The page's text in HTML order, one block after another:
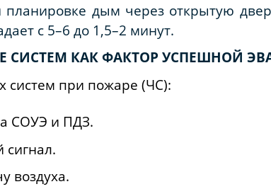
дым через открытую
с 5–6 до 1,5–2 минут.
СИСТЕМ КАК ФАКТОР УСПЕШНОЙ
систем при пожаре (ЧС):
СОУЭ и ПДЗ.
воздуха.